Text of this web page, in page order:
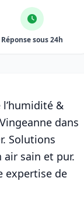
Réponse sous 24h
&
dans
Solutions
sain et pur.
expertise de